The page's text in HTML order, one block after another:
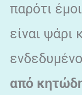
παρότι
είναι ψάρι
από